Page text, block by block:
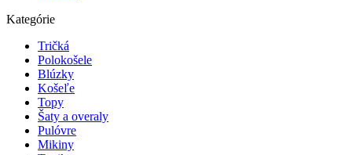
Kategórie
Tričká
Polokošele
Blúzky
Košeľe
Topy
Šaty a overaly
Pulóvre
Mikiny